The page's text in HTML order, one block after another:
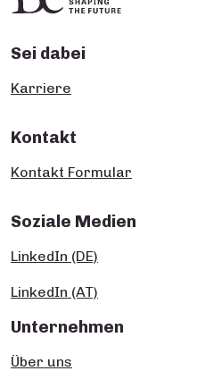
Sei dabei
Karriere
Kontakt
Kontakt Formular
Soziale Medien
LinkedIn (DE)
LinkedIn (AT)
Unternehmen
Über uns